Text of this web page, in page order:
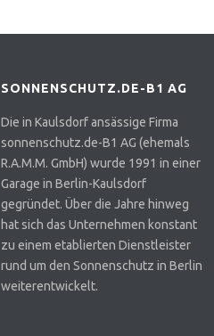
SONNENSCHUTZ.DE-B1 AG
Die in Kaulsdorf ansässige Firma
sonnenschutz.de-B1 AG (ehemals
R.A.M.M. GmbH) wurde 1991 in einer
Garage in Berlin-Kaulsdorf
gegründet. Über die Jahre hinweg
hat sich das Unternehmen konstant
zu einem etablierten Dienstleister
rund um den Sonnenschutz in Berlin
weiterentwickelt.